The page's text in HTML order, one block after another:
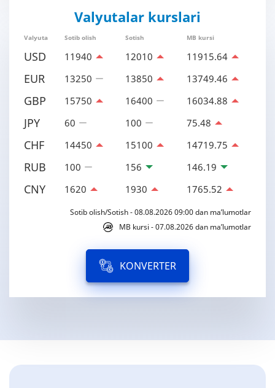
Valyutalar kurslari
Valyuta Sotib olish Sotish MB kursi
USD 11940 12010 11915.64
EUR 13250 13850 13749.46
GBP 15750 16400 16034.88
JPY 60 100 75.48
CHF 14450 15100 14719.75
RUB 100 156 146.19
CNY 1620 1930 1765.52
Sotib olish/Sotish - 08.08.2026 09:00 dan ma’lumotlar
MB kursi - 07.08.2026 dan ma’lumotlar
KONVERTER